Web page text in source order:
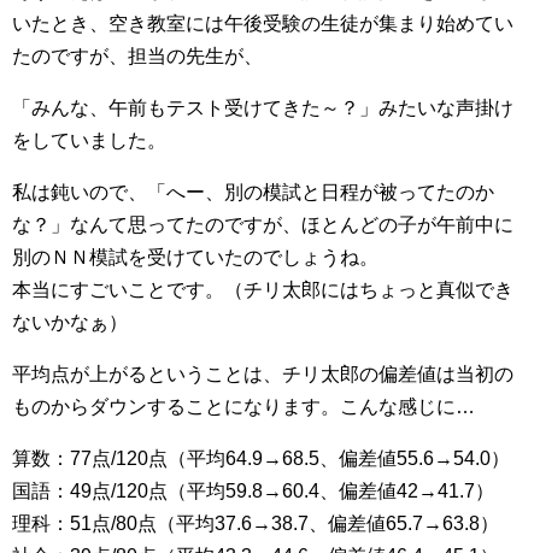
いたとき、空き教室には午後受験の生徒が集まり始めてい
たのですが、担当の先生が、
「みんな、午前もテスト受けてきた～？」みたいな声掛け
をしていました。
私は鈍いので、「へー、別の模試と日程が被ってたのか
な？」なんて思ってたのですが、ほとんどの子が午前中に
別のＮＮ模試を受けていたのでしょうね。
本当にすごいことです。（チリ太郎にはちょっと真似でき
ないかなぁ）
平均点が上がるということは、チリ太郎の偏差値は当初の
ものからダウンすることになります。こんな感じに…
算数：77点/120点（平均64.9→68.5、偏差値55.6→54.0）
国語：49点/120点（平均59.8→60.4、偏差値42→41.7）
理科：51点/80点（平均37.6→38.7、偏差値65.7→63.8）